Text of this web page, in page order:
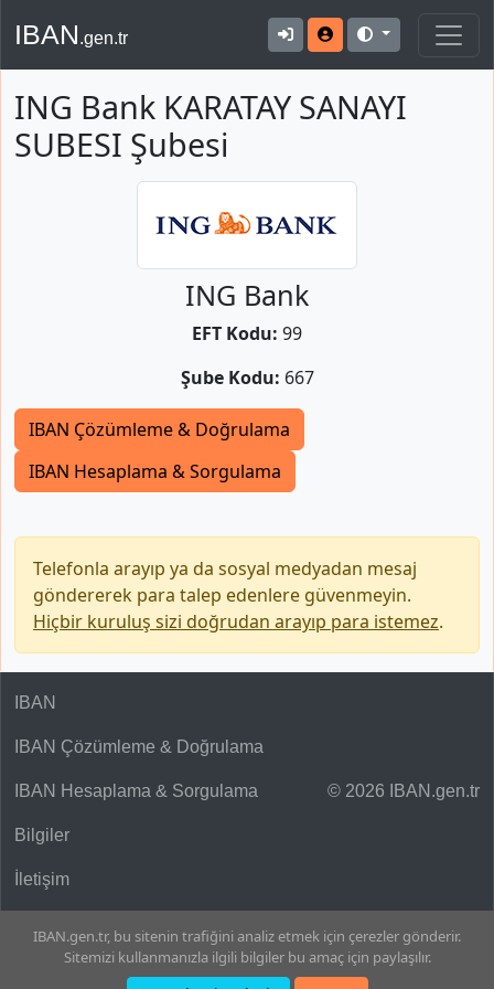
IBAN.gen.tr
ING Bank KARATAY SANAYI
SUBESI Şubesi
ING Bank
EFT Kodu: 99
Şube Kodu: 667
IBAN Çözümleme & Doğrulama
IBAN Hesaplama & Sorgulama
Telefonla arayıp ya da sosyal medyadan mesaj
göndererek para talep edenlere güvenmeyin.
Hiçbir kuruluş sizi doğrudan arayıp para istemez.
© 2026 IBAN.gen.tr
IBAN
IBAN Çözümleme & Doğrulama
IBAN Hesaplama & Sorgulama
Bilgiler
İletişim
IBAN.gen.tr, bu sitenin trafiğini analiz etmek için çerezler gönderir.
Sitemizi kullanmanızla ilgili bilgiler bu amaç için paylaşılır.